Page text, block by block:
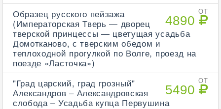
ОТ
4890
Образец русского пейзажа
(Императорская Тверь — дворец
тверской принцессы — цветущая усадьба
Домотканово, с тверским обедом и
теплоходной прогулкой по Волге, проезд на
поезде «Ласточка»)
ОТ
5490
"Град царский, град грозный"
Александров – Александровская
слобода – Усадьба купца Первушина